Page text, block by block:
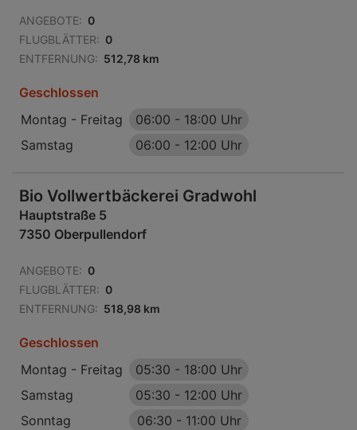
ANGEBOTE: 0
FLUGBLÄTTER: 0
ENTFERNUNG: 512,78 km
Geschlossen
Montag - Freitag
06:00 - 18:00 Uhr
Samstag
06:00 - 12:00 Uhr
Bio Vollwertbäckerei Gradwohl
Hauptstraße 5
7350 Oberpullendorf
ANGEBOTE: 0
FLUGBLÄTTER: 0
ENTFERNUNG: 518,98 km
Geschlossen
Montag - Freitag
05:30 - 18:00 Uhr
Samstag
05:30 - 12:00 Uhr
Sonntag
06:30 - 11:00 Uhr